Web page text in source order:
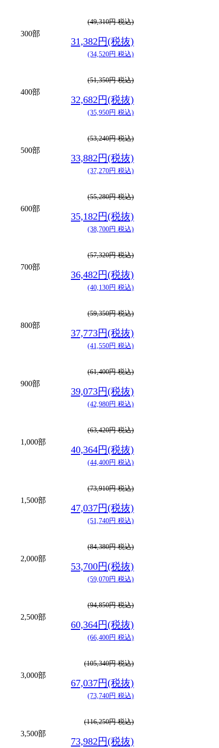
300部
(49,310円 税込)
31,382円(税抜)
(34,520円 税込)
400部
(51,350円 税込)
32,682円(税抜)
(35,950円 税込)
500部
(53,240円 税込)
33,882円(税抜)
(37,270円 税込)
600部
(55,280円 税込)
35,182円(税抜)
(38,700円 税込)
700部
(57,320円 税込)
36,482円(税抜)
(40,130円 税込)
800部
(59,350円 税込)
37,773円(税抜)
(41,550円 税込)
900部
(61,400円 税込)
39,073円(税抜)
(42,980円 税込)
1,000部
(63,420円 税込)
40,364円(税抜)
(44,400円 税込)
1,500部
(73,910円 税込)
47,037円(税抜)
(51,740円 税込)
2,000部
(84,380円 税込)
53,700円(税抜)
(59,070円 税込)
2,500部
(94,850円 税込)
60,364円(税抜)
(66,400円 税込)
3,000部
(105,340円 税込)
67,037円(税抜)
(73,740円 税込)
3,500部
(116,250円 税込)
73,982円(税抜)